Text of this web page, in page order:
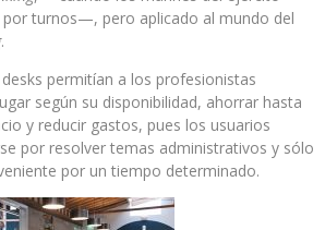
turnos—, pero aplicado al mundo del
.
permitían a los profesionistas
según su disponibilidad, ahorrar hasta
y reducir gastos, pues los usuarios
por resolver temas administrativos y sólo
por un tiempo determinado.